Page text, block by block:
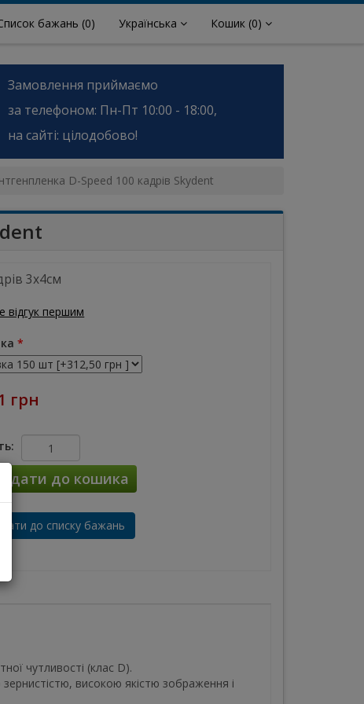
бажань (0) Українська Кошик (0)
Замовлення приймаємо
за телефоном: Пн-Пт 10:00 - 18:00,
на сайті: цілодобово!
D-Speed 100 кадрів Skydent
3х4см
відгук першим
*
грн
до кошика
до списку бажань
чутливості (клас D).
високою якістю зображення і